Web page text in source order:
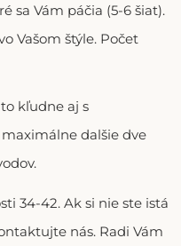
sa Vám páčia (5-6 šiat).
Vašom štýle. Počet
kľudne aj s
dalšie dve
34-42. Ak si nie ste istá
nás. Radi Vám